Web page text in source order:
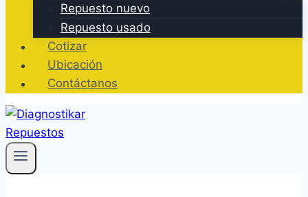
Repuesto nuevo
Repuesto usado
Cotizar
Ubicación
Contáctanos